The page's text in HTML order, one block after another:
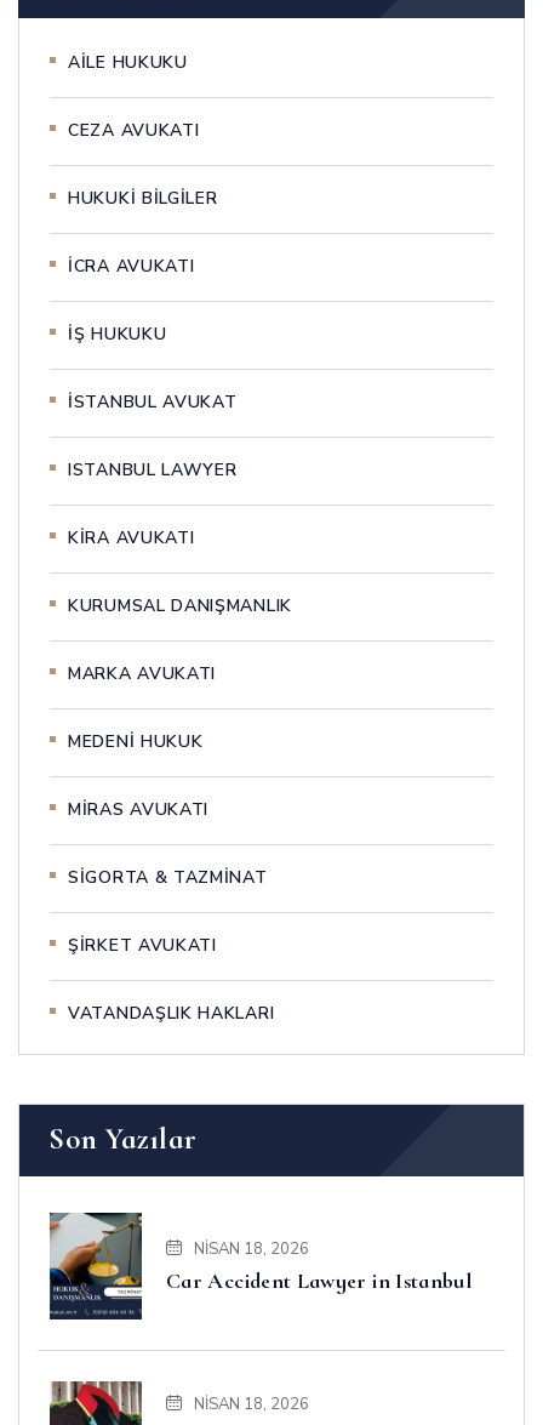
AİLE HUKUKU
CEZA AVUKATI
HUKUKİ BİLGİLER
İCRA AVUKATI
İŞ HUKUKU
İSTANBUL AVUKAT
ISTANBUL LAWYER
KİRA AVUKATI
KURUMSAL DANIŞMANLIK
MARKA AVUKATI
MEDENİ HUKUK
MİRAS AVUKATI
SİGORTA & TAZMİNAT
ŞİRKET AVUKATI
VATANDAŞLIK HAKLARI
Son Yazılar
NISAN 18, 2026
Car Accident Lawyer in Istanbul
NISAN 18, 2026